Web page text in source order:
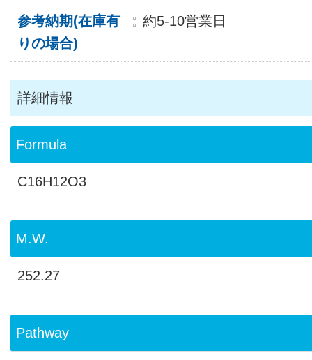
参考納期(在庫有
りの場合)
約5-10営業日
詳細情報
Formula
C16H12O3
M.W.
252.27
Pathway